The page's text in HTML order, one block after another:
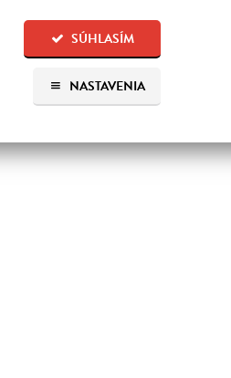
SÚHLASÍM
NASTAVENIA